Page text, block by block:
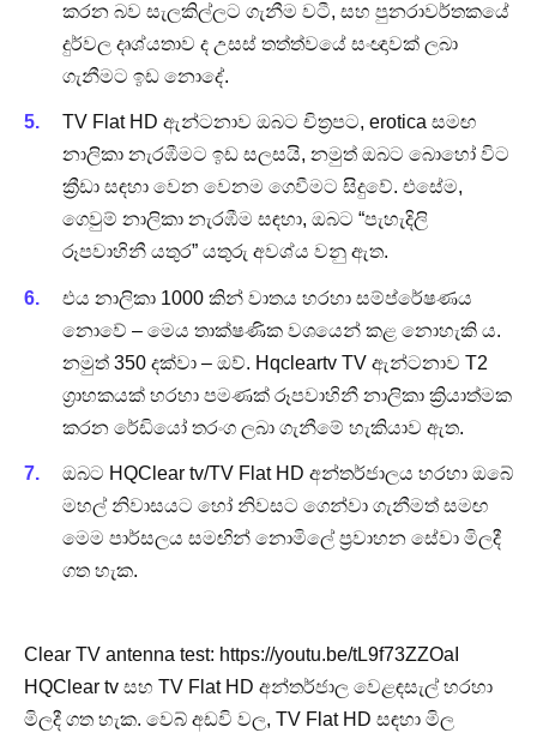
කරන බව සැලකිල්ලට ගැනීම වටී, සහ පුනරාවර්තකයේ
දුර්වල දෘශ්යතාව ද උසස් තත්ත්වයේ සංඥාවක් ලබා
ගැනීමට ඉඩ නොදේ.
TV Flat HD ඇන්ටනාව ඔබට චිත්‍රපට, erotica සමඟ
නාලිකා නැරඹීමට ඉඩ සලසයි, නමුත් ඔබට බොහෝ විට
ක්‍රීඩා සඳහා වෙන වෙනම ගෙවීමට සිදුවේ. එසේම,
ගෙවුම් නාලිකා නැරඹීම සඳහා, ඔබට “පැහැදිලි
රූපවාහිනී යතුර” යතුරු අවශ්ය වනු ඇත.
එය නාලිකා 1000 කින් වාතය හරහා සම්ප්රේෂණය
නොවේ – මෙය තාක්ෂණික වශයෙන් කළ නොහැකි ය.
නමුත් 350 දක්වා – ඔව්. Hqcleartv TV ඇන්ටනාව T2
ග්‍රාහකයක් හරහා පමණක් රූපවාහිනී නාලිකා ක්‍රියාත්මක
කරන රේඩියෝ තරංග ලබා ගැනීමේ හැකියාව ඇත.
ඔබට HQClear tv/TV Flat HD අන්තර්ජාලය හරහා ඔබේ
මහල් නිවාසයට හෝ නිවසට ගෙන්වා ගැනීමත් සමඟ
මෙම පාර්සලය සමඟින් නොමිලේ ප්‍රවාහන සේවා මිලදී
ගත හැක.
Clear TV antenna test: https://youtu.be/tL9f73ZZOaI
HQClear tv සහ TV Flat HD අන්තර්ජාල වෙළඳසැල් හරහා
මිලදී ගත හැක. වෙබ් අඩවි වල, TV Flat HD සඳහා මිල